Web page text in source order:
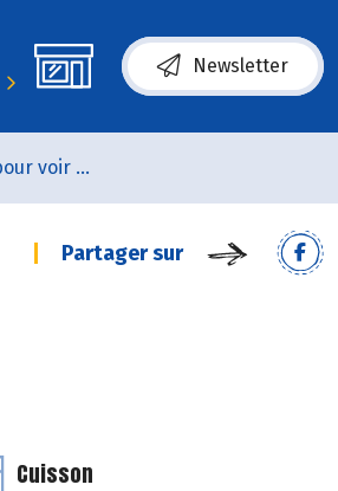
Newsletter
Pédalez pour voir un film !
Partager sur
Cuisson